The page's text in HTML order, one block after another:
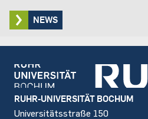
NEWS
Footer
RUHR-UNIVERSITÄT BOCHUM
Universitätsstraße 150